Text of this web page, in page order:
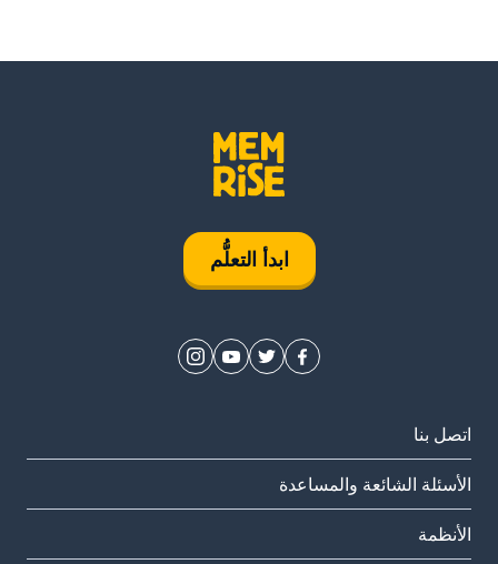
ابدأ التعلُّم
اتصل بنا
الأسئلة الشائعة والمساعدة
الأنظمة